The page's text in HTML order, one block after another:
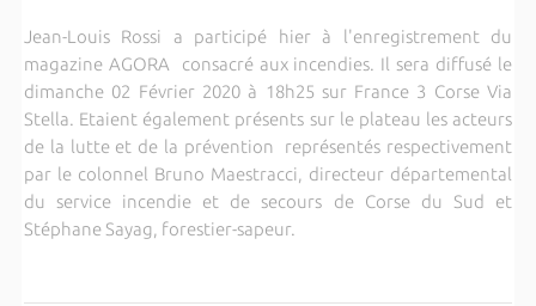
Jean-Louis Rossi a participé hier à l'enregistrement du
magazine AGORA consacré aux incendies. Il sera diffusé le
dimanche 02 Février 2020 à 18h25 sur France 3 Corse Via
Stella. Etaient également présents sur le plateau les acteurs
de la lutte et de la prévention représentés respectivement
par le colonnel Bruno Maestracci, directeur départemental
du service incendie et de secours de Corse du Sud et
Stéphane Sayag, forestier-sapeur.